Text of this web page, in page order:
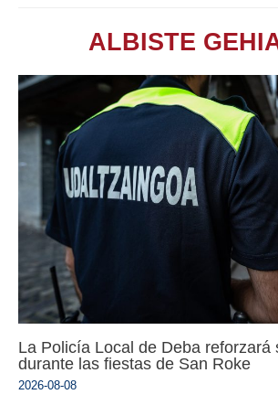
ALBISTE
La Policía Local de Deba reforzará
durante las fiestas de San Roke
2026-08-08